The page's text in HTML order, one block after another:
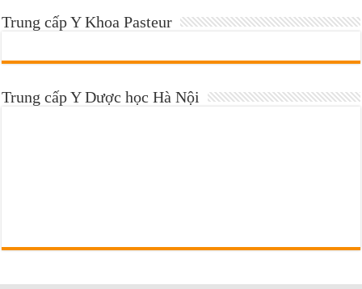
Trung cấp Y Khoa Pasteur
Trung cấp Y Dược học Hà Nội